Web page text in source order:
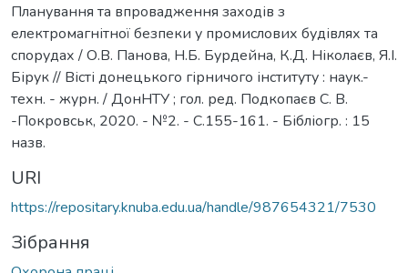
Планування та впровадження заходів з
електромагнітної безпеки у промислових будівлях та
спорудах / О.В. Панова, Н.Б. Бурдейна, К.Д. Ніколаєв, Я.І.
Бірук // Вісті донецького гірничого інституту : наук.-
техн. - журн. / ДонНТУ ; гол. ред. Подкопаєв С. В.
-Покровськ, 2020. - №2. - С.155-161. - Бібліогр. : 15
назв.
URI
https://repositary.knuba.edu.ua/handle/987654321/7530
Зібрання